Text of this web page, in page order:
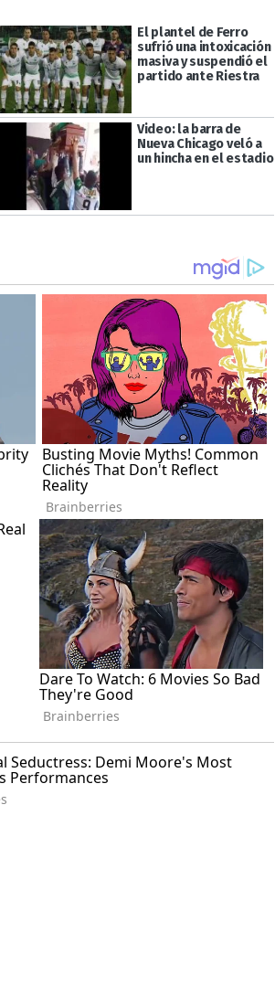
El plantel de Ferro
sufrió una intoxicación
masiva y suspendió el
partido ante Riestra
Video: la barra de
Nueva Chicago veló a
un hincha en el estadio